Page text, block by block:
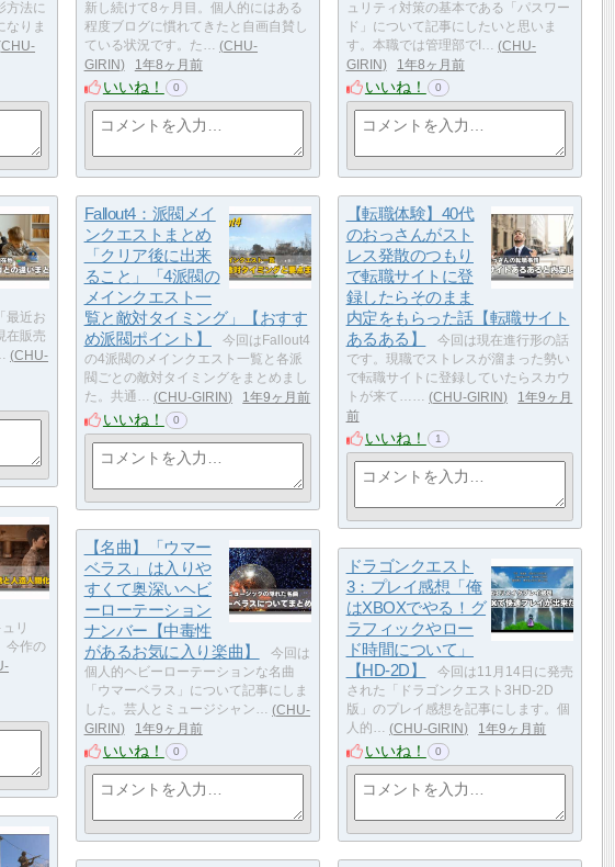
方法に
なりま
CHU-
新し続けて8ヶ月目。個人的にはある
程度ブログに慣れてきたと自画自賛し
ている状況です。た…
CHU-
GIRIN
1年8ヶ月前
いいね！ 0
ュリティ対策の基本である「パスワー
ド」について記事にしたいと思いま
す。本職では管理部でI…
CHU-
GIRIN
1年8ヶ月前
いいね！ 0
最近お
在販売
CHU-
Fallout4：派閥メイ
ンクエストまとめ
「クリア後に出来
ること」「4派閥の
メインクエスト一
覧と敵対タイミング」【おすす
め派閥ポイント】
今回はFallout4
の4派閥のメインクエスト一覧と各派
閥ごとの敵対タイミングをまとめまし
た。共通…
CHU-GIRIN 1年9ヶ月前
いいね！ 0
【転職体験】40代
のおっさんがスト
レス発散のつもり
で転職サイトに登
録したらそのまま
内定をもらった話【転職サイト
あるある】
今回は現在進行形の話
です。現職でストレスが溜まった勢い
で転職サイトに登録していたらスカウ
トが来て……
CHU-GIRIN
1年9ヶ月
前
いいね！ 1
リ
今作の
【名曲】「ウマー
ベラス」は入りや
すくて奥深いヘビ
ーローテーション
ナンバー【中毒性
があるお気に入り楽曲】
今回は
個人的ヘビーローテーションな名曲
「ウマーベラス」について記事にしま
した。芸人とミュージシャン…
CHU-
GIRIN
1年9ヶ月前
いいね！ 0
ドラゴンクエスト
3：プレイ感想「俺
はXBOXでやる！グ
ラフィックやロー
ド時間について」
【HD-2D】
今回は11月14日に発売
された「ドラゴンクエスト3HD-2D
版」のプレイ感想を記事にします。個
人的…
CHU-GIRIN 1年9ヶ月前
いいね！ 0